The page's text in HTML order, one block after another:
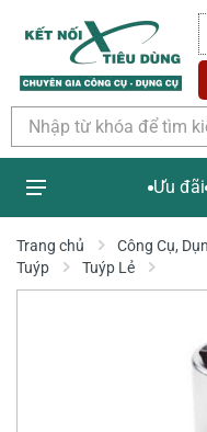
Ưu đãi
Trang chủ Công Cụ,
Tuýp
Tuýp Lẻ